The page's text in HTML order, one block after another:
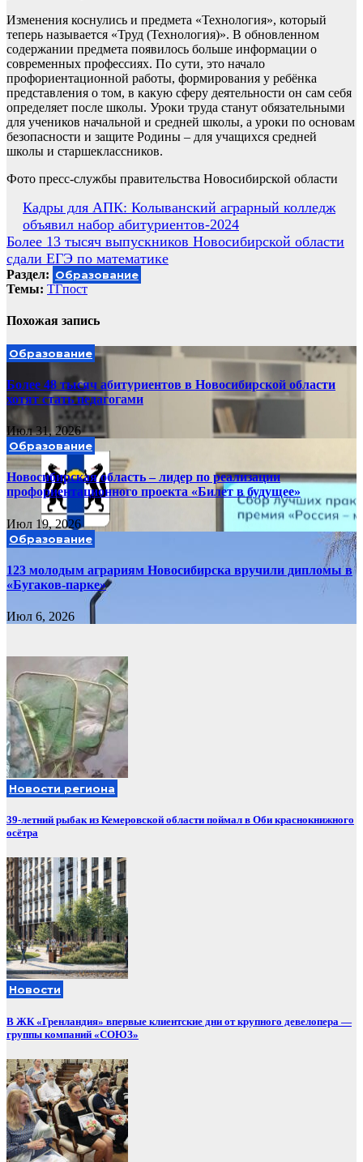
Изменения коснулись и предмета «Технология», который
теперь называется «Труд (Технология)». В обновленном
содержании предмета появилось больше информации о
современных профессиях. По сути, это начало
профориентационной работы, формирования у ребёнка
представления о том, в какую сферу деятельности он сам себя
определяет после школы. Уроки труда станут обязательными
для учеников начальной и средней школы, а уроки по основам
безопасности и защите Родины – для учащихся средней
школы и старшеклассников.
Фото пресс-службы правительства Новосибирской области
Навигация
по
записям
Кадры для АПК: Колыванский аграрный колледж
объявил набор абитуриентов-2024
Более 13 тысяч выпускников Новосибирской области
сдали ЕГЭ по математике
Раздел: Образование
Темы: ТГпост
Похожая запись
Образование
Более 48 тысяч абитуриентов в Новосибирской области
хотят стать педагогами
Июл 31, 2026
Образование
Новосибирская область – лидер по реализации
профориентационного проекта «Билет в будущее»
Июл 19, 2026
Образование
123 молодым аграриям Новосибирска вручили дипломы в
«Бугаков-парке»
Июл 6, 2026
Новости региона
39-летний рыбак из Кемеровской области поймал в Оби краснокнижного
осётра
Новости
В ЖК «Гренландия» впервые клиентские дни от крупного девелопера —
группы компаний «СОЮЗ»